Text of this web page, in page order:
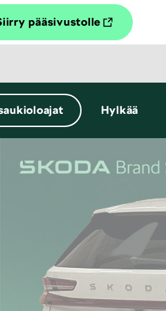
pääsivustolle
Hylkää